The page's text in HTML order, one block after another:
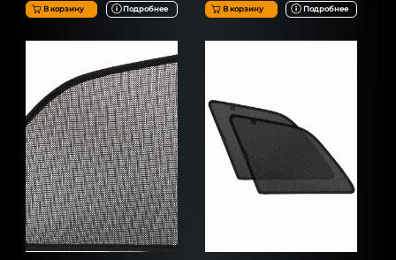
В корзину Подробнее В корзину Подробнее